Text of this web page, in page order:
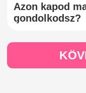
Azon kapod
gondolkodsz?